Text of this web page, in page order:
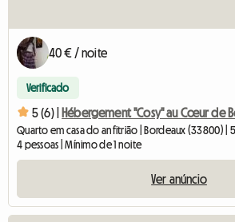
40 € / noite
Verificado
5 (6) | Hébergement "Cosy" au Cœur de
Quarto em casa do anfitrião | Bordeaux (33800) |
4 pessoas | Mínimo de 1 noite
Ver anúncio